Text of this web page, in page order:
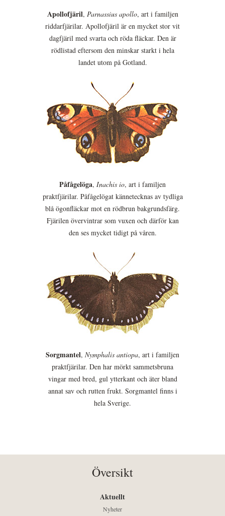
Apollofjäril, Parnassius apollo, art i familjen
riddarfjärilar. Apollofjäril är en mycket stor vit
dagfjäril med svarta och röda fläckar. Den är
rödlistad eftersom den minskar starkt i hela
landet utom på Gotland.
Påfågelöga, Inachis io, art i familjen
praktfjärilar. Påfågelögat kännetecknas av tydliga
blå ögonfläckar mot en rödbrun bakgrundsfärg.
Fjärilen övervintrar som vuxen och därför kan
den ses mycket tidigt på våren.
Sorgmantel, Nymphalis antiopa, art i familjen
praktfjärilar. Den har mörkt sammetsbruna
vingar med bred, gul ytterkant och äter bland
annat sav och rutten frukt. Sorgmantel finns i
hela Sverige.
Översikt
Aktuellt
Nyheter